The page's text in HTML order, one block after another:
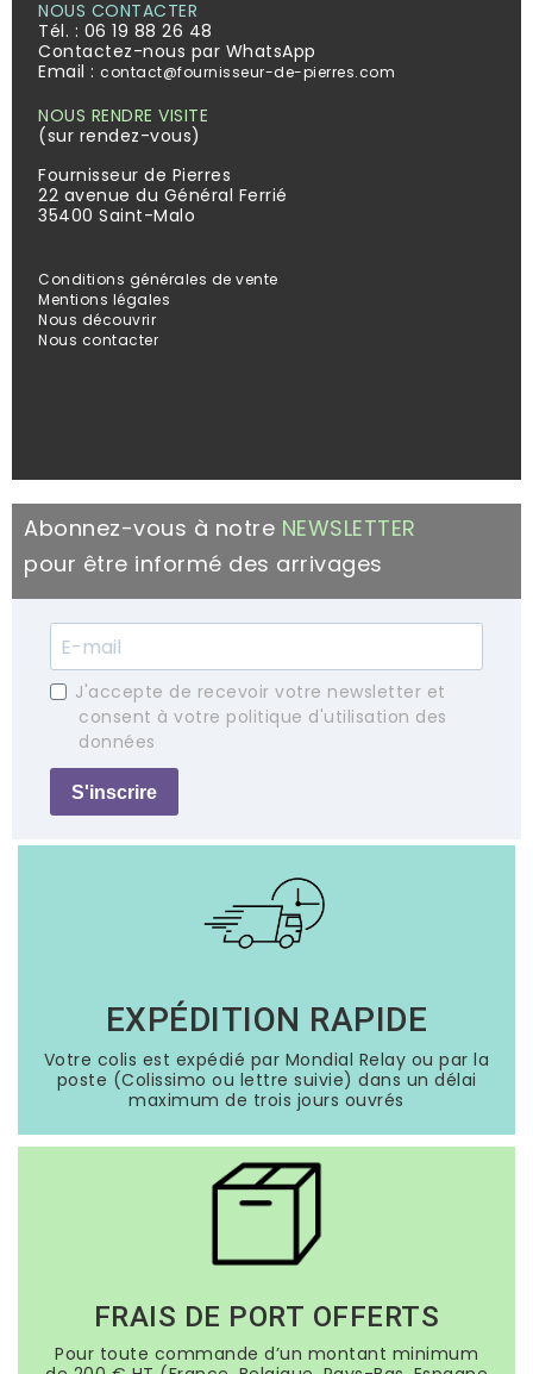
NOUS CONTACTER
Tél. : 06 19 88 26 48
Contactez-nous par WhatsApp
Email : contact@fournisseur-de-pierres.com
NOUS RENDRE VISITE
(sur rendez-vous)
Fournisseur de Pierres
22 avenue du Général Ferrié
35400 Saint-Malo
Conditions générales de vente
Mentions légales
Nous découvrir
Nous contacter
Abonnez-vous à notre NEWSLETTER
pour être informé des arrivages
J'accepte de recevoir votre newsletter et
consent à votre politique d'utilisation des
données
S'inscrire
EXPÉDITION RAPIDE
Votre colis est expédié par Mondial Relay ou par la
poste (Colissimo ou lettre suivie) dans un délai
maximum de trois jours ouvrés
FRAIS DE PORT OFFERTS
Pour toute commande d’un montant minimum